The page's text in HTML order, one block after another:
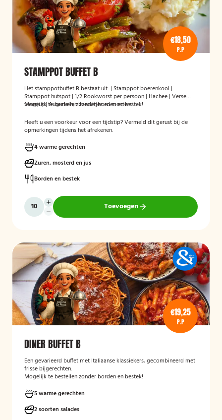
€18,50
P.P
STAMPPOT BUFFET B
Het stamppotbuffet B bestaat uit: | Stamppot boerenkool |
Stamppot hutspot | 1/2 Rookworst per persoon | Hachee | Verse
vleesjus | Augurken, zilveruitjes en mosterd
Mogelijk te bestellen zonder borden en bestek!
Heeft u een voorkeur voor een tijdstip? Vermeld dit gerust bij de
opmerkingen tijdens het afrekenen.
4 warme gerechten
Zuren, mosterd en jus
Borden en bestek
Toevoegen
€19,25
P.P
DINER BUFFET B
Een gevarieerd buffet met Italiaanse klassiekers, gecombineerd met
frisse bijgerechten.
Mogelijk te bestellen zonder borden en bestek!
5 warme gerechten
2 soorten salades